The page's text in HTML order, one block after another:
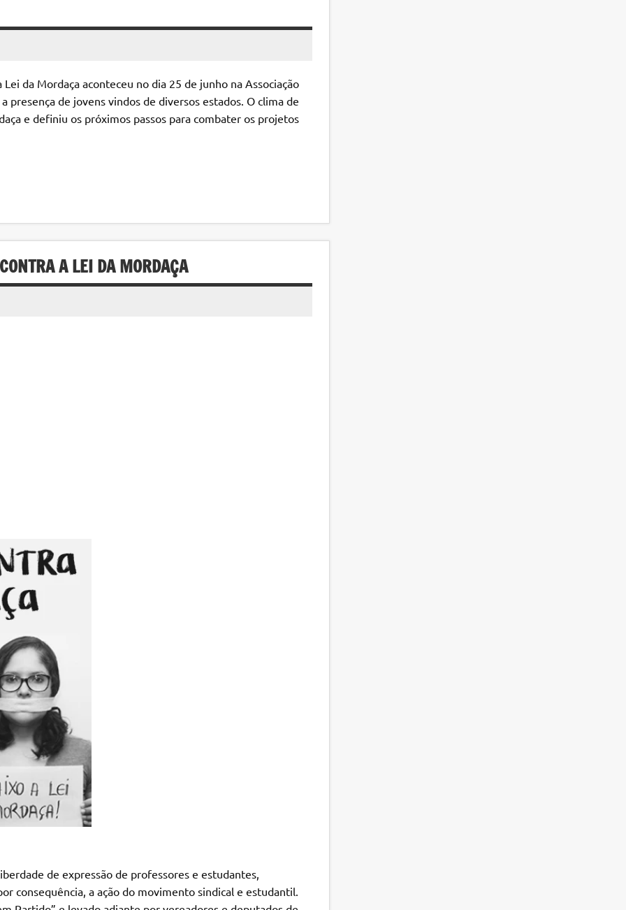
da Mordaça aconteceu no dia 25 de junho na Associação
presença de jovens vindos de diversos estados. O clima de
e definiu os próximos passos para combater os projetos
A LEI DA MORDAÇA
de expressão de professores e estudantes,
consequência, a ação do movimento sindical e estudantil.